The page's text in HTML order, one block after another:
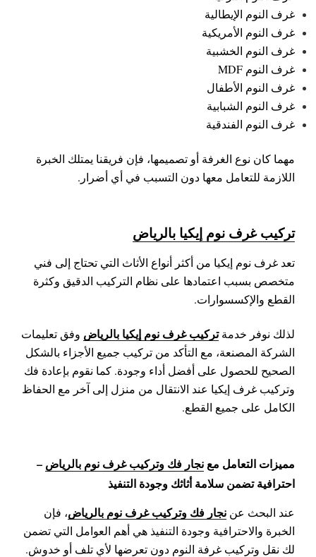
غرف النوم الإيطالية
غرف النوم الأمريكية
غرف النوم الخشبية
غرف النوم MDF
غرف النوم الأطفال
غرف النوم الشبابية
غرف النوم الفندقية
مهما كان نوع الغرفة أو تصميمها، فإن فريقنا يمتلك الخبرة
اللازمة للتعامل معها دون التسبب في أي أضرار.
تركيب غرف نوم إيكيا بالرياض
تعد غرف نوم إيكيا من أكثر أنواع الأثاث التي تحتاج إلى فني
متخصص بسبب اعتمادها على نظام التركيب الدقيق وكثرة
القطع والإكسسوارات.
لذلك نوفر خدمةتركيب غرف نوم إيكيا بالرياض وفق تعليمات
الشركة المصنعة، مع التأكد من تركيب جميع الأجزاء بالشكل
الصحيح للحصول على أفضل أداء وجودة. كما نقوم بإعادة فك
وتركيب غرف إيكيا عند الانتقال من منزل إلى آخر مع الحفاظ
الكامل على جميع القطع.
مميزات التعامل مع نجار فك وتركيب غرف نوم بالرياض –
احترافية تضمن سلامة أثاثك وجودة التنفيذ
عند البحث عن نجار فك وتركيب غرف نوم بالرياض، فإن
الخبرة والاحترافية وجودة التنفيذ هي أهم العوامل التي تضمن
لك نقل وتركيب غرفة النوم دون تعرضها لأي تلف أو خدوش.